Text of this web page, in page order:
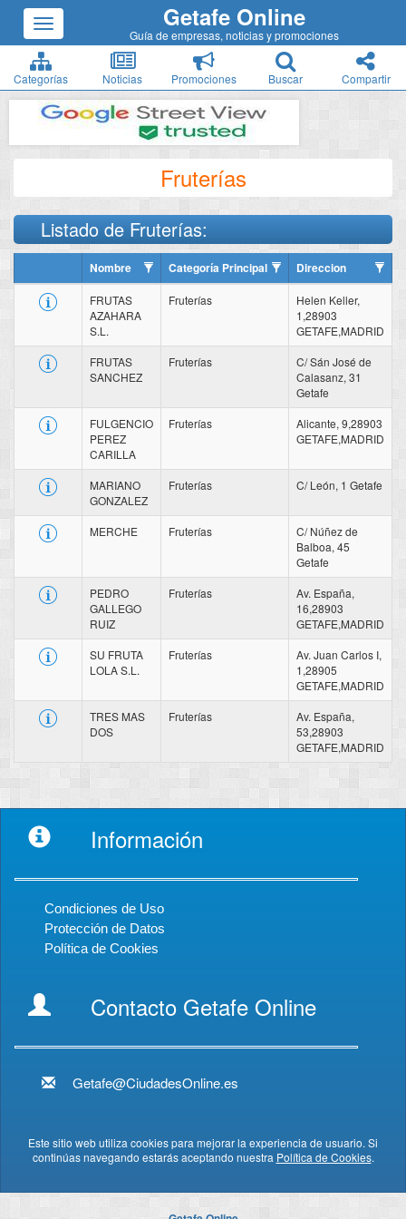
Getafe Online
Guía de empresas, noticias y promociones
Categorías Noticias Promociones Buscar Compartir
Fruterías
Listado de Fruterías:
Nombre Categoría Principal Direccion
FRUTAS
AZAHARA
S.L.
Fruterías
Helen Keller,
1,28903
GETAFE,MADRID
FRUTAS
SANCHEZ
Fruterías
C/ Sán José de
Calasanz, 31
Getafe
FULGENCIO
PEREZ
CARILLA
Fruterías
Alicante, 9,28903
GETAFE,MADRID
MARIANO
GONZALEZ
Fruterías C/ León, 1 Getafe
MERCHE Fruterías
C/ Núñez de
Balboa, 45
Getafe
PEDRO
GALLEGO
RUIZ
Fruterías
Av. España,
16,28903
GETAFE,MADRID
SU FRUTA
LOLA S.L.
Fruterías
Av. Juan Carlos I,
1,28905
GETAFE,MADRID
TRES MAS
DOS
Fruterías
Av. España,
53,28903
GETAFE,MADRID
Información
Condiciones de Uso
Protección de Datos
Política de Cookies
Contacto Getafe Online
Getafe@CiudadesOnline.es
Este sitio web utiliza cookies para mejorar la experiencia de usuario. Si
continúas navegando estarás aceptando nuestra Política de Cookies.